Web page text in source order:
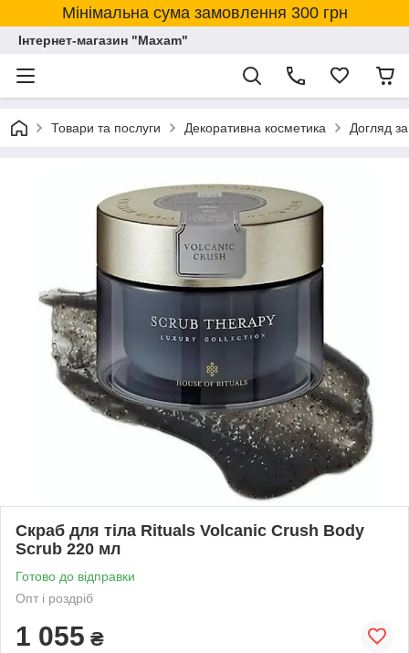
Мінімальна сума замовлення 300 грн
Інтернет-магазин "Maxam"
Товари та послуги Декоративна косметика Догляд
Скраб для тіла Rituals Volcanic Crush Body
Scrub 220 мл
Готово до відправки
Опт і роздріб
1 055 ₴